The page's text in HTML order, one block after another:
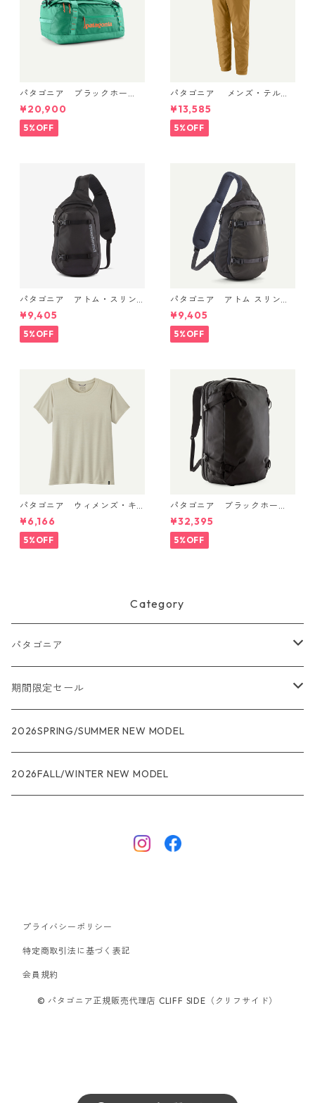
パタゴニア ブラックホー
ル・ダッフル 40L Aqua Ston
e 49339 日本正規品
¥20,900
5%OFF
パタゴニア メンズ・テルボ
ンヌ・ジョガーズ (カラー Bo
bcat Brown) Patagonia Me
n's Terrebonne Trail Jogger
s 日本正規品 製品番号 2454
¥13,585
5%OFF
パタゴニア アトム・スリン
グ 8L (カラー Black) Patago
nia Atom Sling Bag 8L 日本
正規品 製品番号 48262
¥9,405
5%OFF
パタゴニア アトム スリング
8L Smolder Blue 48262 Pata
gonia Atom Sling Bag 8L 日
本正規品
¥9,405
5%OFF
パタゴニア ウィメンズ・キ
ャプリーン・クール・デイリ
ー・シャツ Dyno White 4522
6
¥6,166
5%OFF
パタゴニア ブラックホー
ル・MLC 45L Black w/Black
49307 日本正規品
¥32,395
5%OFF
Category
パタゴニア
メンズ
R1
R1エア
ウィメンズ
R1
ジャケット・アウター
スウェットシャツ・フーディ
ボードショーツ
期間限定セール
★★★
レインウェアー
2026SPRING/SUMMER NEW MODEL
2026FALL/WINTER NEW MODEL
プライバシーポリシー
特定商取引法に基づく表記
会員規約
© パタゴニア正規販売代理店 CLIFF SIDE（クリフサイド）